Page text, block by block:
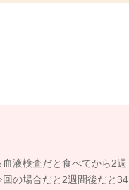
資料を添付いたします。
液検査だと食べてから2週
の場合だと2週間後だと34